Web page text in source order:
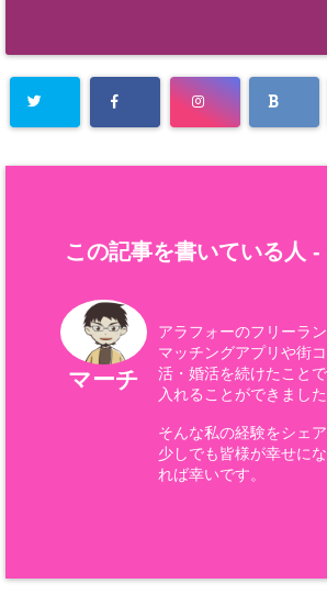
この記事を書いている人 -
マーチ
アラフォーのフリーラ
マッチングアプリや街
活・婚活を続けたこと
入れることができました
そんな私の経験をシェア
少しでも皆様が幸せに
れば幸いです。